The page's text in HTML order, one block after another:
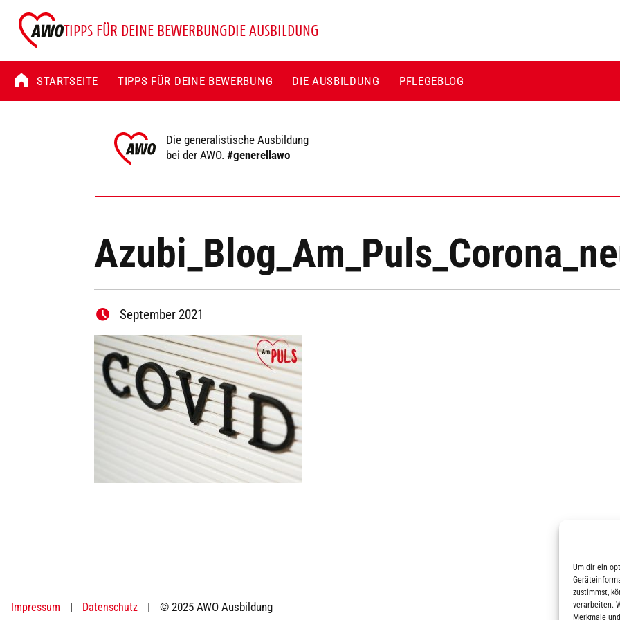
Um dir ein
zustimmst,
verarbeiten.
Merkmale
TIPPS FÜR DEINE BEWERBUNGDIE AUSBILDUNG
STARTSEITE TIPPS FÜR DEINE BEWERBUNG DIE AUSBILDUNG PFLEGEBLOG
Die generalistische Ausbildung
bei der AWO. #generellawo
September 2021
Impressum | Datenschutz | © 2025 AWO Ausbildung